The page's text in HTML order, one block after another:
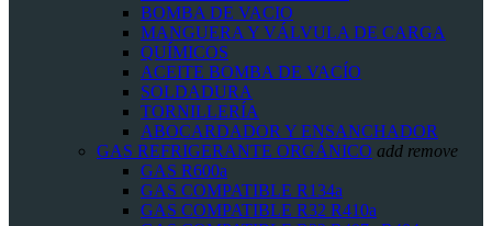
BOMBA DE VACIO
MANGUERA Y VÁLVULA DE CARGA
QUÍMICOS
ACEITE BOMBA DE VACÍO
SOLDADURA
TORNILLERÍA
ABOCARDADOR Y ENSANCHADOR
GAS REFRIGERANTE ORGÁNICO add remove
GAS R600a
GAS COMPATIBLE R134a
GAS COMPATIBLE R32 R410a